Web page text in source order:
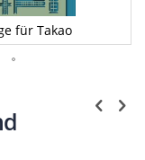
für Takao